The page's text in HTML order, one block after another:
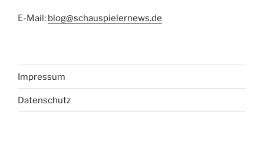
E-Mail: blog@schauspielernews.de
Impressum
Datenschutz